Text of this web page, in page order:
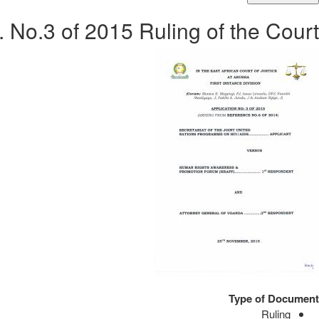
No.3 of 2015 Ruling of the Court
Type of Document
Ruling